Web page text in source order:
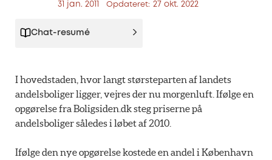
31 jan. 2011 Opdateret: 27 okt. 2022
Chat-resumé
I hovedstaden, hvor langt størsteparten af landets
andelsboliger ligger, vejres der nu morgenluft. Ifølge en
opgørelse fra Boligsiden.dk steg priserne på
andelsboliger således i løbet af 2010.
Ifølge den nye opgørelse kostede en andel i København